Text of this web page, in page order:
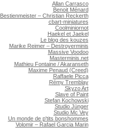
Allan Carrasco
Benoit Ménard
Bestienmeister – Christian Reckerth
cbart-miniatures
Coolminiornot
Haekel et Jaekel
Le blog des kouzes
Marike Reimer – Destroyerminis
Massive Voodoo
Masterminis.net
Mathieu Fontaine / Akaranseth
Maxime Penaud (Creed)
Raffaele Picca
Rémy Tremblay
Skyzo Art
Slave of Paint
Stefan Kochowski
Studio Jünger
Studio Mc Vey
Un monde de p'tits bonshommes
Volomir – Rafael Garcia Marin